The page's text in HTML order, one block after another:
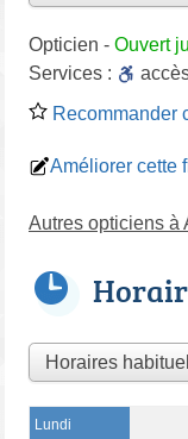
Opticien - Ouvert
Services :
Recommander
Améliorer cette
Autres opticiens à
Lundi